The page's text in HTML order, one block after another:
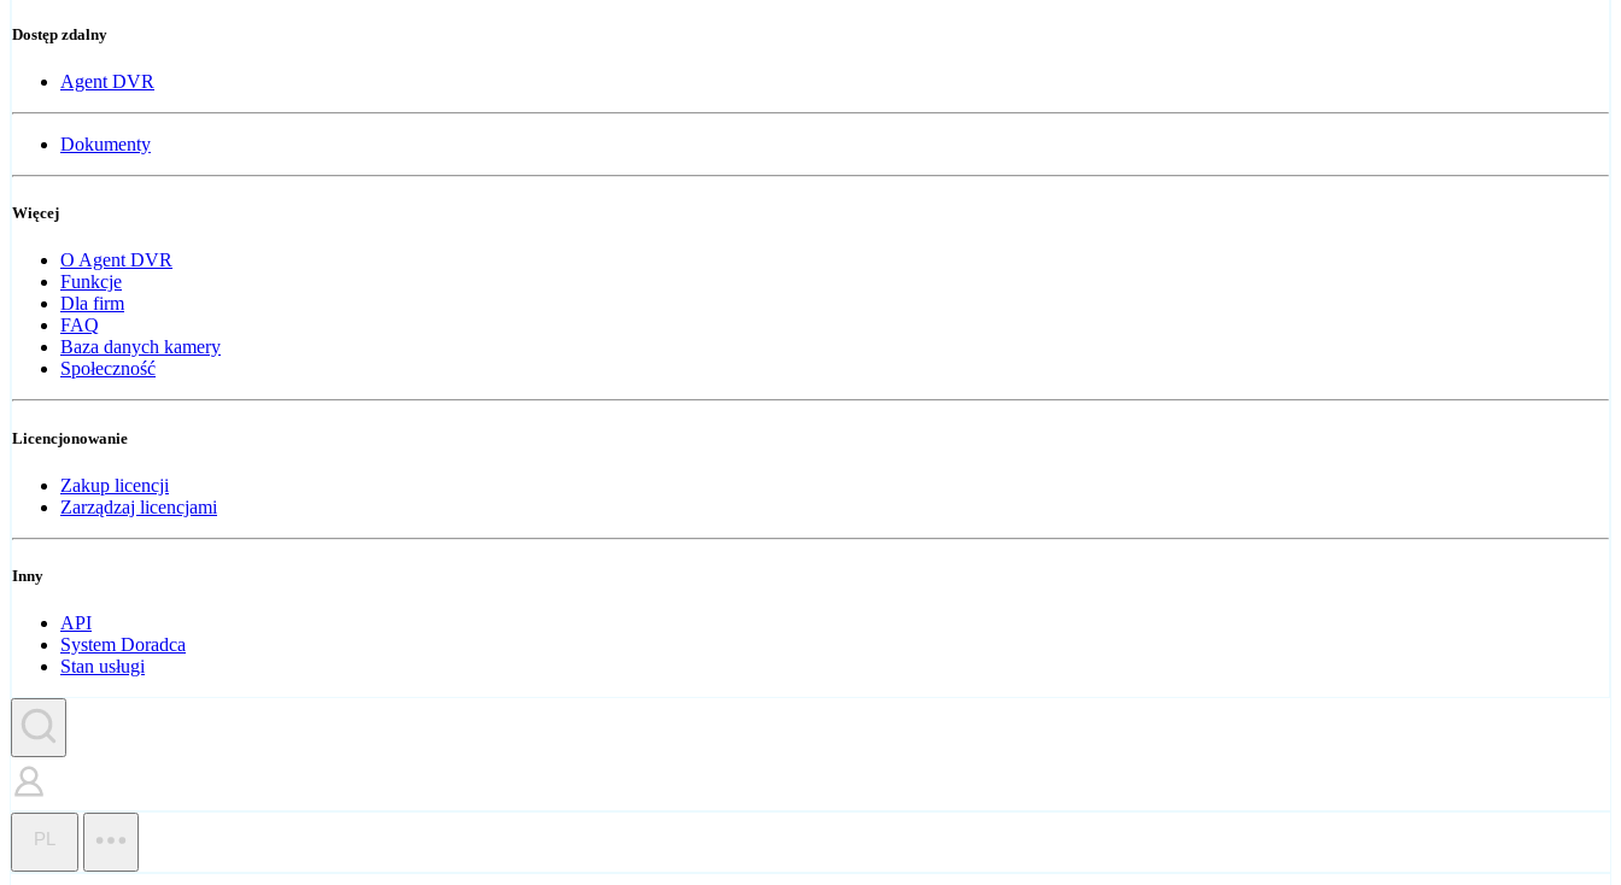
Dostęp zdalny
Agent DVR
Dokumenty
Więcej
O Agent DVR
Funkcje
Dla firm
FAQ
Baza danych kamery
Społeczność
Licencjonowanie
Zakup licencji
Zarządzaj licencjami
Inny
API
System Doradca
Stan usługi
PL